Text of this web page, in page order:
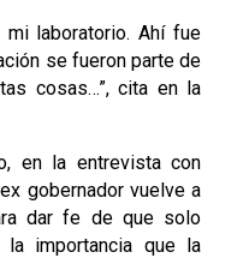
mi laboratorio. Ahí fue
se fueron parte de
cosas…”, cita en la
en la entrevista con
gobernador vuelve a
dar fe de que solo
importancia que la